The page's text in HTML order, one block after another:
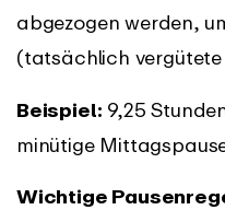
abgezogen werden,
(tatsächlich vergütete
Beispiel: 9,25
minütige
Wichtige